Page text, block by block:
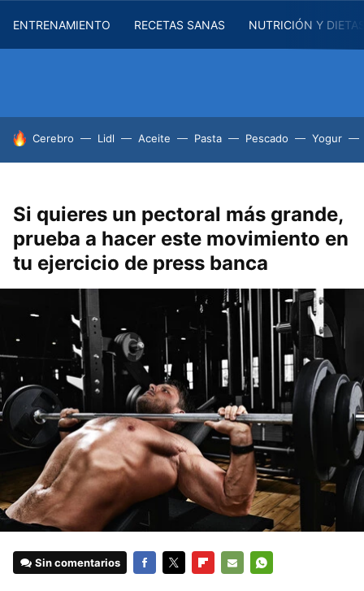
ENTRENAMIENTO RECETAS SANAS NUTRICIÓN Y
HOY SE HABLA DE
Cerebro Lidl Aceite Pasta Pescado Yogur
Si quieres un pectoral más grande,
prueba a hacer este movimiento en
tu ejercicio de press banca
Sin comentarios